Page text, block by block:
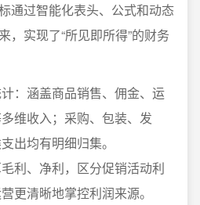
通过智能化表头、公式和动态
，实现了“所见即所得”的财务
：涵盖商品销售、佣金、运
维收入；采购、包装、发
出均有明细归集。
利、净利，区分促销活动利
更清晰地掌控利润来源。